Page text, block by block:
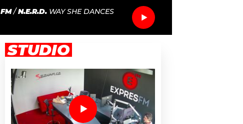
/N.E.R.D. WAY SHE DANCES
STUDIO